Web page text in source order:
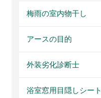
梅雨の室内物干し
アースの目的
外装劣化診断士
浴室窓用目隠しシート